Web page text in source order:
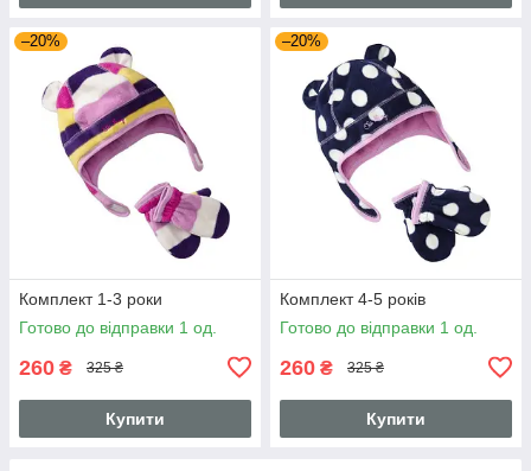
–20%
Комплект 1-3 роки
Готово до відправки 1 од.
260 ₴ 325 ₴
Купити
–20%
Комплект 4-5 років
Готово до відправки 1 од.
260 ₴ 325 ₴
Купити